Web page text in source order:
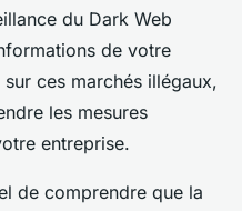
du Dark Web
de votre
ces marchés illégaux,
les mesures
entreprise.
de comprendre que la